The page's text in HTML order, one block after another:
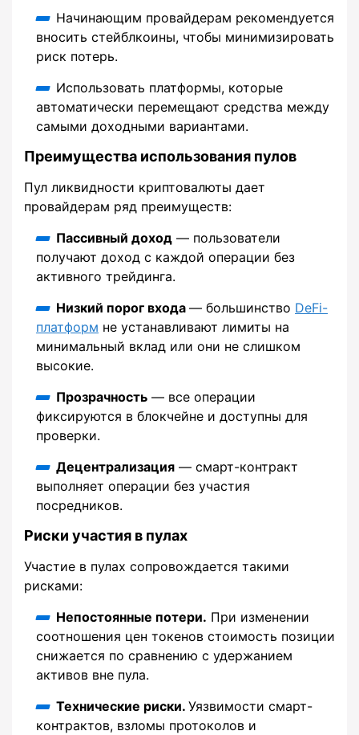
Начинающим провайдерам рекомендуется
вносить стейблкоины, чтобы минимизировать
риск потерь.
Использовать платформы, которые
автоматически перемещают средства между
самыми доходными вариантами.
Преимущества использования пулов
Пул ликвидности криптовалюты дает
провайдерам ряд преимуществ:
Пассивный доход — пользователи
получают доход с каждой операции без
активного трейдинга.
Низкий порог входа — большинство DeFi-
платформ не устанавливают лимиты на
минимальный вклад или они не слишком
высокие.
Прозрачность — все операции
фиксируются в блокчейне и доступны для
проверки.
Децентрализация — смарт-контракт
выполняет операции без участия
посредников.
Риски участия в пулах
Участие в пулах сопровождается такими
рисками:
Непостоянные потери. При изменении
соотношения цен токенов стоимость позиции
снижается по сравнению с удержанием
активов вне пула.
Технические риски. Уязвимости смарт-
контрактов, взломы протоколов и